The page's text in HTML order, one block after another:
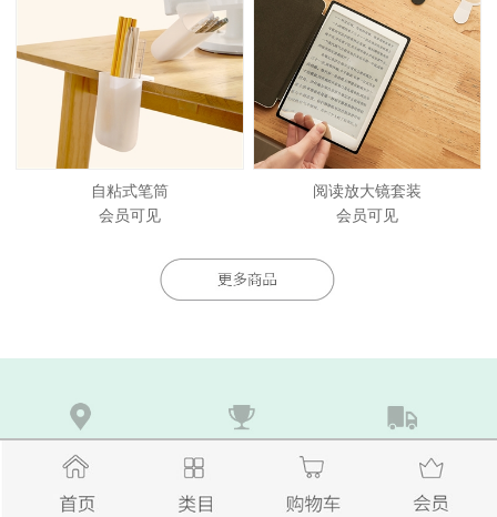
自粘式笔筒
会员可见
阅读放大镜套装
会员可见